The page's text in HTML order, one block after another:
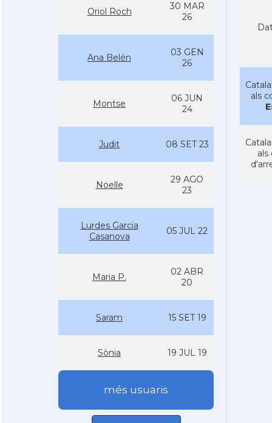
Oriol Roch
30 MAR
26
Ana Belén
03 GEN
26
Montse
06 JUN
24
Judit 08 SET 23
Noelle
29 AGO
23
Lurdes Garcia
Casanova
05 JUL 22
Maria P.
02 ABR
20
Saram 15 SET 19
Sònia 19 JUL 19
més usuaris
als
als